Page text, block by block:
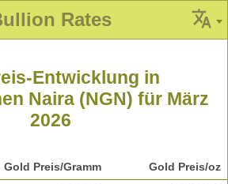
Rates
Entwicklung in
Naira (NGN) für März
2026
Gold Preis/Gramm Gold Preis/oz